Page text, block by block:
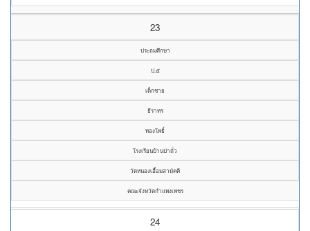
23
ประถมศึกษา
ป.๕
เด็กชาย
ธีราทร
ทองโพธิ์
โรงเรียนบ้านป่าถั่ว
วัดหนองเอื้อมสามัคคี
คณะจังหวัดกำแพงเพชร
24